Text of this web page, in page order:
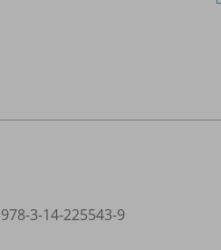
978-3-14-225543-9